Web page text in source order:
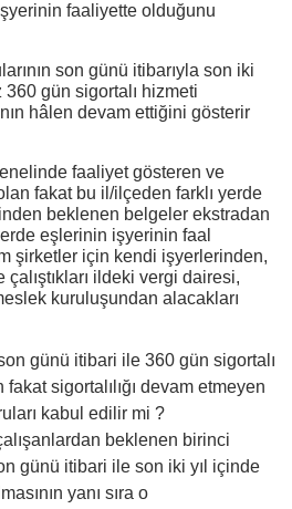
faaliyette olduğunu
son günü itibarıyla son iki
360 gün sigortalı hizmeti
hâlen devam ettiğini gösterir
faaliyet gösteren ve
fakat bu il/ilçeden farklı yerde
beklenen belgeler ekstradan
eşlerinin işyerinin faal
şirketler için kendi işyerlerinden,
ildeki vergi dairesi,
kuruluşundan alacakları
günü itibari ile 360 gün sigortalı
sigortalılığı devam etmeyen
kabul edilir mi ?
beklenen birinci
günü itibari ile son iki yıl içinde
yanı sıra o